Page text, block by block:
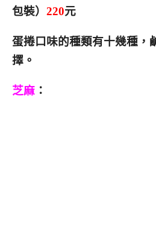
包裝） 220元
蛋捲口味的種類有十幾種，
擇。
芝麻 ：